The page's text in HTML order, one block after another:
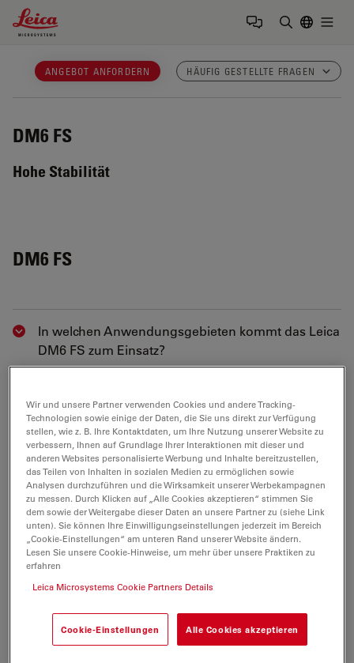
Leica Microsystems Logo
ANGEBOT ANFORDERN HÄUFIG GESTELLTE FRAGEN
DM6 FS
Hohe Stabilität
DM6 FS
Show answer
In welchen Anwendungsgebieten kommt das Leica
DM6 FS zum Einsatz?
Show answer
erleichtern?
Show answer
Welche Kontrastiermethoden stellt mir das Leica
DM6 FS zur Verfügung?
Show answer
Welche Vorteile hat das Leica DM6 FS?
Show answer
Wie viel Platz habe ich um die Probe?
Show answer
benutzen?
Wir und unsere Partner verwenden Cookies und andere Tracking-
Technologien sowie einige der Daten, die Sie uns direkt zur Verfügung
stellen, wie z. B. Ihre Kontaktdaten, um Ihre Nutzung unserer Website zu
verbessern, Ihnen auf Grundlage Ihrer Interaktionen mit dieser und
anderen Websites personalisierte Werbung und Inhalte bereitzustellen,
das Teilen von Inhalten in sozialen Medien zu ermöglichen sowie
Analysen durchzuführen und die Wirksamkeit unserer Werbekampagnen
zu messen. Durch Klicken auf „Alle Cookies akzeptieren“ stimmen Sie
dem sowie der Weitergabe dieser Daten an unsere Partner zu (siehe Link
unten). Sie können Ihre Einwilligungseinstellungen jederzeit im Bereich
„Cookie-Einstellungen“ am unteren Rand unserer Website ändern.
Lesen Sie unsere Cookie-Hinweise, um mehr über unsere Praktiken zu
erfahren
Leica Microsystems Cookie Partners Details
Cookie-Einstellungen Alle Cookies akzeptieren